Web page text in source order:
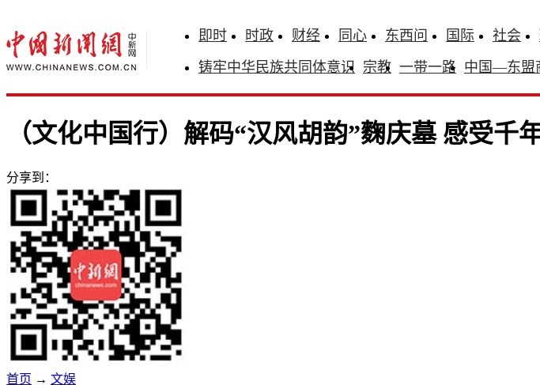
即时 时政 财经 同心 东西问 国际 社会
铸牢中华民族共同体意识 宗教 一带一路 中国—东盟
（文化中国行）解码“汉风胡韵”麴庆墓 感受千
分享到：
首页 → 文娱